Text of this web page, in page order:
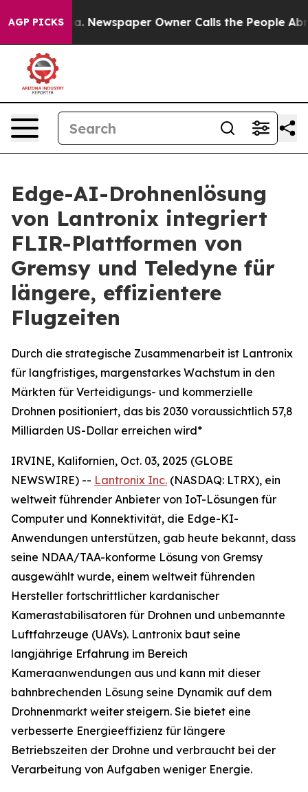
AGP PICKS
Newspaper Owner Calls the People Abruptly
Edge-AI-Drohnenlösung
von Lantronix integriert
FLIR-Plattformen von
Gremsy und Teledyne für
längere, effizientere
Flugzeiten
Durch die strategische Zusammenarbeit ist Lantronix
für langfristiges, margenstarkes Wachstum in den
Märkten für Verteidigungs- und kommerzielle
Drohnen positioniert, das bis 2030 voraussichtlich 57,8
Milliarden US-Dollar erreichen wird*
IRVINE, Kalifornien, Oct. 03, 2025 (GLOBE
NEWSWIRE) -- Lantronix Inc. (NASDAQ: LTRX), ein
weltweit führender Anbieter von IoT-Lösungen für
Computer und Konnektivität, die Edge-KI-
Anwendungen unterstützen, gab heute bekannt, dass
seine NDAA/TAA-konforme Lösung von Gremsy
ausgewählt wurde, einem weltweit führenden
Hersteller fortschrittlicher kardanischer
Kamerastabilisatoren für Drohnen und unbemannte
Luftfahrzeuge (UAVs). Lantronix baut seine
langjährige Erfahrung im Bereich
Kameraanwendungen aus und kann mit dieser
bahnbrechenden Lösung seine Dynamik auf dem
Drohnenmarkt weiter steigern. Sie bietet eine
verbesserte Energieeffizienz für längere
Betriebszeiten der Drohne und verbraucht bei der
Verarbeitung von Aufgaben weniger Energie.